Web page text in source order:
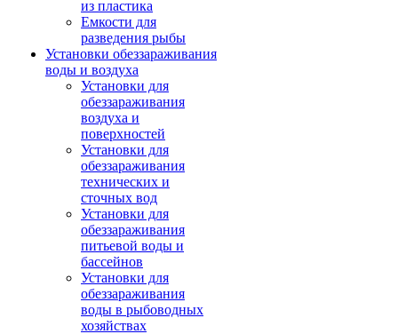
из пластика
Емкости для
разведения рыбы
Установки обеззараживания
воды и воздуха
Установки для
обеззараживания
воздуха и
поверхностей
Установки для
обеззараживания
технических и
сточных вод
Установки для
обеззараживания
питьевой воды и
бассейнов
Установки для
обеззараживания
воды в рыбоводных
хозяйствах